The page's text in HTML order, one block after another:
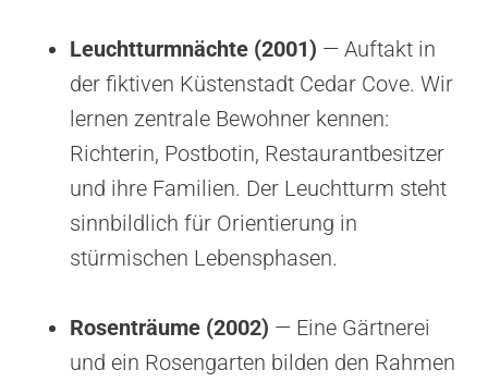
Leuchtturmnächte (2001) — Auftakt in
der fiktiven Küstenstadt Cedar Cove. Wir
lernen zentrale Bewohner kennen:
Richterin, Postbotin, Restaurantbesitzer
und ihre Familien. Der Leuchtturm steht
sinnbildlich für Orientierung in
stürmischen Lebensphasen.
Rosenträume (2002) — Eine Gärtnerei
und ein Rosengarten bilden den Rahmen